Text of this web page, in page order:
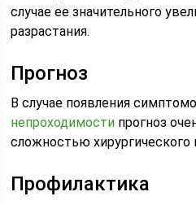
случае ее значительного
разрастания.
Прогноз
В случае появления
непроходимости прогноз
сложностью
Профилактика